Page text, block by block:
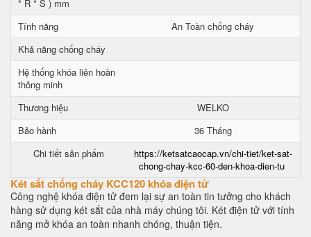
* R * S ) mm
Tính năng
An Toàn chống cháy
Khả năng chống cháy
Hệ thống khóa liên hoàn
thông minh
Thương hiệu
WELKO
Bảo hành
36 Tháng
Chi tiết sản phẩm
https://ketsatcaocap.vn/chi-tiet/ket-sat-
chong-chay-kcc-60-den-khoa-dien-tu
Két sắt chống cháy KCC120 khóa điện tử
Công nghệ khóa điện tử đem lại sự an toàn tin tưởng cho khách
hàng sử dụng két sắt của nhà máy chúng tôi. Két điện tử với tính
năng mở khóa an toàn nhanh chóng, thuận tiện.